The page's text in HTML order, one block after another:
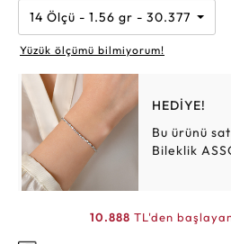
14 Ölçü - 1.56 gr - 30.377 TL
Yüzük ölçümü bilmiyorum!
HEDİYE!
Bu ürünü
Bileklik
10.888 TL'den